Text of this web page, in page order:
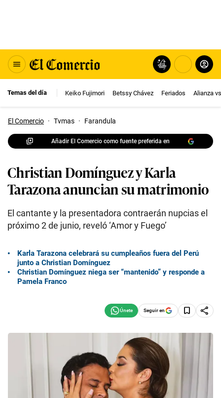
Temas del día Keiko Fujimori Betssy Chávez Feriados Alianza
El Comercio · Tvmas · Farandula
Añadir El Comercio como fuente preferida en
Christian Domínguez y Karla
Tarazona anuncian su matrimonio
El cantante y la presentadora contraerán nupcias el
próximo 2 de junio, reveló ‘Amor y Fuego’
Karla Tarazona celebrará su cumpleaños fuera del Perú
junto a Christian Domínguez
Christian Domínguez niega ser “mantenido” y responde a
Pamela Franco
Seguir en